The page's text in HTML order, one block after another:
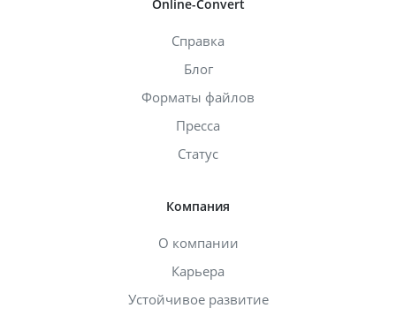
Online-Convert
Справка
Блог
Форматы файлов
Пресса
Статус
Компания
О компании
Карьера
Устойчивое развитие